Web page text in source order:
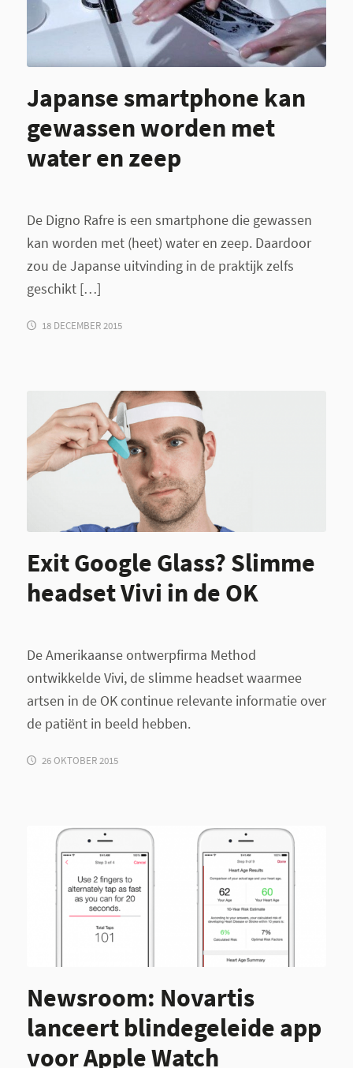
Japanse smartphone kan
gewassen worden met
water en zeep
De Digno Rafre is een smartphone die gewassen
kan worden met (heet) water en zeep. Daardoor
zou de Japanse uitvinding in de praktijk zelfs
geschikt […]
18 DECEMBER 2015
Exit Google Glass? Slimme
headset Vivi in de OK
De Amerikaanse ontwerpfirma Method
ontwikkelde Vivi, de slimme headset waarmee
artsen in de OK continue relevante informatie over
de patiënt in beeld hebben.
26 OKTOBER 2015
Newsroom: Novartis
lanceert blindegeleide app
voor Apple Watch